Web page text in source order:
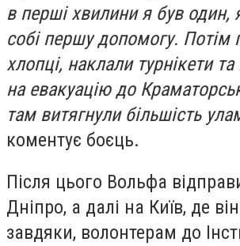
в перші хвилини я був один,
собі першу допомогу. Потім
хлопці, наклали турнікети
на евакуацію до
там витягнули більшість
коментує боєць.
Після цього Вольфа
Дніпро, а далі на Київ, де
завдяки, волонтерам до